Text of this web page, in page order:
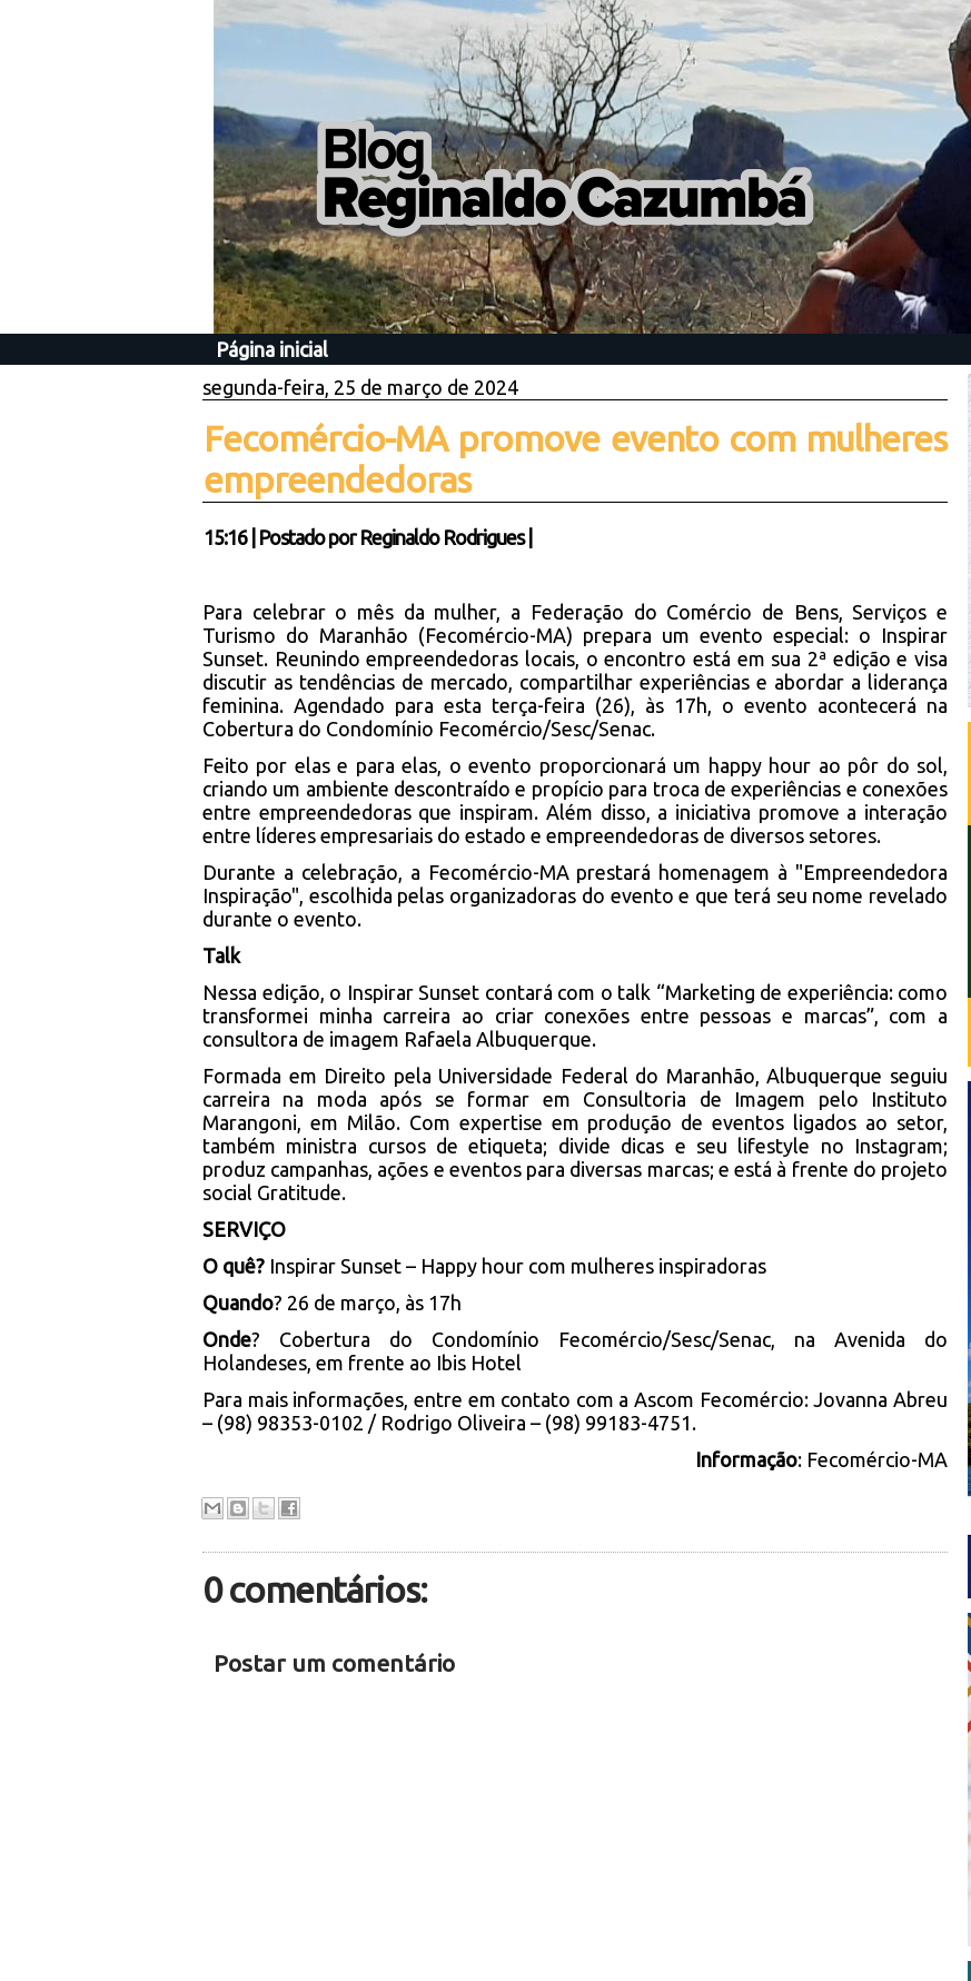
Página inicial
segunda-feira, 25 de março de 2024
Fecomércio-MA promove evento com mulheres
empreendedoras
15:16| Postado por Reginaldo Rodrigues
Para celebrar o mês da mulher, a Federação do Comércio de Bens, Serviços e
Turismo do Maranhão (Fecomércio-MA) prepara um evento especial: o Inspirar
Sunset. Reunindo empreendedoras locais, o encontro está em sua 2ª edição e visa
discutir as tendências de mercado, compartilhar experiências e abordar a liderança
feminina. Agendado para esta terça-feira (26), às 17h, o evento acontecerá na
Cobertura do Condomínio Fecomércio/Sesc/Senac.
Feito por elas e para elas, o evento proporcionará um happy hour ao pôr do sol,
criando um ambiente descontraído e propício para troca de experiências e conexões
entre empreendedoras que inspiram. Além disso, a iniciativa promove a interação
entre líderes empresariais do estado e empreendedoras de diversos setores.
Durante a celebração, a Fecomércio-MA prestará homenagem à "Empreendedora
Inspiração", escolhida pelas organizadoras do evento e que terá seu nome revelado
durante o evento.
Talk
Nessa edição, o Inspirar Sunset contará com o talk “Marketing de experiência: como
transformei minha carreira ao criar conexões entre pessoas e marcas”, com a
consultora de imagem Rafaela Albuquerque.
Formada em Direito pela Universidade Federal do Maranhão, Albuquerque seguiu
carreira na moda após se formar em Consultoria de Imagem pelo Instituto
Marangoni, em Milão. Com expertise em produção de eventos ligados ao setor,
também ministra cursos de etiqueta; divide dicas e seu lifestyle no Instagram;
produz campanhas, ações e eventos para diversas marcas; e está à frente do projeto
social Gratitude.
SERVIÇO
O quê? Inspirar Sunset – Happy hour com mulheres inspiradoras
Quando? 26 de março, às 17h
Onde? Cobertura do Condomínio Fecomércio/Sesc/Senac, na Avenida do
Holandeses, em frente ao Ibis Hotel
Para mais informações, entre em contato com a Ascom Fecomércio: Jovanna Abreu
– (98) 98353-0102 / Rodrigo Oliveira – (98) 99183-4751.
Informação: Fecomércio-MA
0 comentários:
Postar um comentário